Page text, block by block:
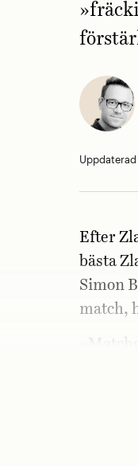
Efter
bästa
Simon
match,